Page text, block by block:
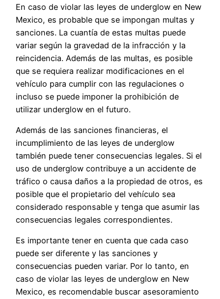
En caso de violar las leyes de underglow en New
Mexico, es probable que se impongan multas y
sanciones. La cuantía de estas multas puede
variar según la gravedad de la infracción y la
reincidencia. Además de las multas, es posible
que se requiera realizar modificaciones en el
vehículo para cumplir con las regulaciones o
incluso se puede imponer la prohibición de
utilizar underglow en el futuro.
Además de las sanciones financieras, el
incumplimiento de las leyes de underglow
también puede tener consecuencias legales. Si el
uso de underglow contribuye a un accidente de
tráfico o causa daños a la propiedad de otros, es
posible que el propietario del vehículo sea
considerado responsable y tenga que asumir las
consecuencias legales correspondientes.
Es importante tener en cuenta que cada caso
puede ser diferente y las sanciones y
consecuencias pueden variar. Por lo tanto, en
caso de violar las leyes de underglow en New
Mexico, es recomendable buscar asesoramiento